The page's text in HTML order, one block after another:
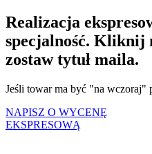
Realizacja
specjalność. Kliknij
zostaw tytuł maila.
Jeśli towar ma być "na wczoraj"
NAPISZ O WYCENĘ
EKSPRESOWĄ